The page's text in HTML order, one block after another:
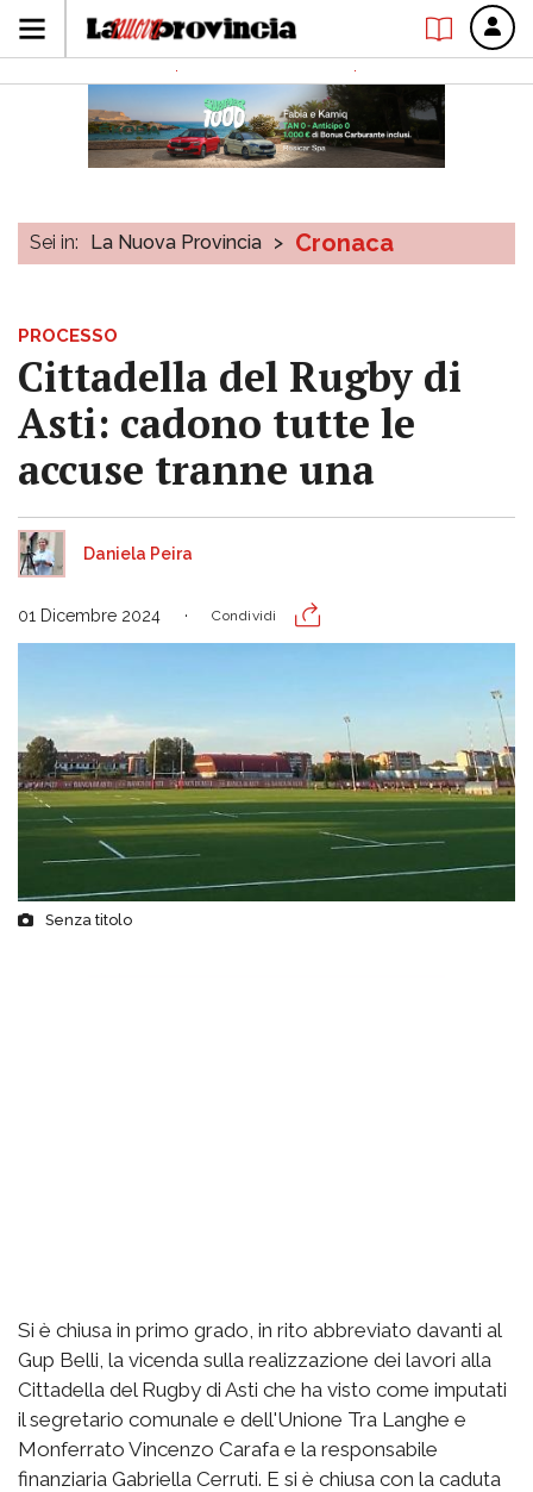
Sei in: La Nuova Provincia > Cronaca
PROCESSO
Cittadella del Rugby di
Asti: cadono tutte le
accuse tranne una
Daniela Peira
01 Dicembre 2024 Condividi
Senza titolo
Si è chiusa in primo grado, in rito abbreviato davanti al
Gup Belli, la vicenda sulla realizzazione dei lavori alla
Cittadella del Rugby di Asti che ha visto come imputati
il segretario comunale e dell'Unione Tra Langhe e
Monferrato Vincenzo Carafa e la responsabile
finanziaria Gabriella Cerruti. E si è chiusa con la caduta